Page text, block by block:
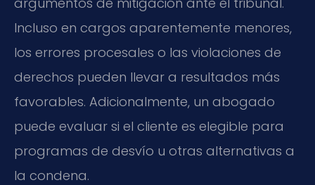
Incluso en cargos aparentemente menores,
los errores procesales o las violaciones de
derechos pueden llevar a resultados más
favorables. Adicionalmente, un abogado
puede evaluar si el cliente es elegible para
programas de desvío u otras alternativas a
la condena.